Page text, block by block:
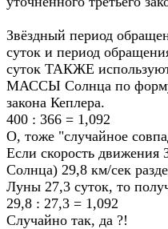
Звёздный период
суток и период
суток ТАКЖЕ
МАССЫ Солнца по
закона Кеплера.
400 : 366 = 1,092
О, тоже "случайное
Если скорость движения
Солнца) 29,8 км/сек
Луны 27,3 суток, то
29,8 : 27,3 = 1,092
Случайно так, да ?!